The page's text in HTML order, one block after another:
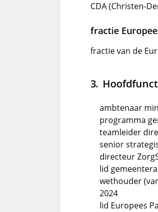
CDA (Christen-
fractie
fractie van de
ambtenaar
programma
teamleider
senior
directeur
lid
wethouder
2024
lid Europees